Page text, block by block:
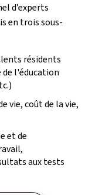
d’experts
en trois sous-
résidents
l'éducation
vie, coût de la vie,
et de
aux tests